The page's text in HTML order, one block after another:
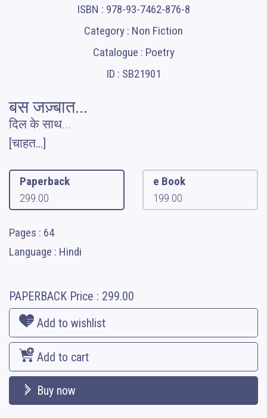
ISBN : 978-93-7462-876-8
Category : Non Fiction
Catalogue : Poetry
ID : SB21901
बस जज़्बात...
दिल के साथ...
[चाहत...]
Paperback
299.00
e Book
199.00
Pages : 64
Language : Hindi
PAPERBACK Price : 299.00
Add to wishlist
Add to cart
Buy now